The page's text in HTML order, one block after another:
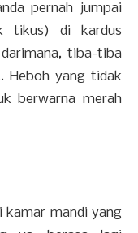
pernah jumpai
tikus) di kardus
tiba-tiba
Heboh yang tidak
berwarna merah
kamar mandi yang